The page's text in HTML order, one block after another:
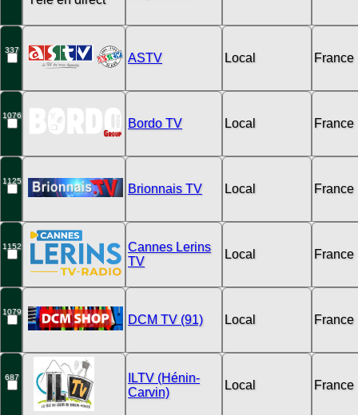
337
ASTV Local France
1076
Bordo TV Local France
1125
Brionnais TV Local France
1152
Cannes Lerins
TV
Local France
1079
DCM TV (91) Local France
687
ILTV (Hénin-
Carvin)
Local France